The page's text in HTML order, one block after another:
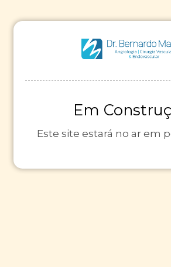
Em
Este site estará no ar em